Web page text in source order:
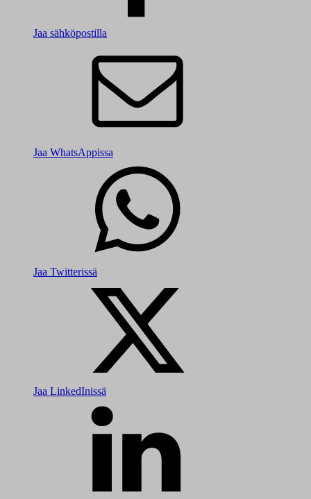
Jaa sähköpostilla
Jaa WhatsAppissa
Jaa Twitterissä
Jaa LinkedInissä